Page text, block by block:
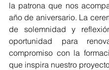
la patrona que nos
año de aniversario. La
de solemnidad y
oportunidad para
compromiso con la
que inspira nuestro